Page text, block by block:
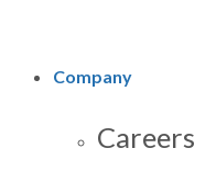
Company
Careers